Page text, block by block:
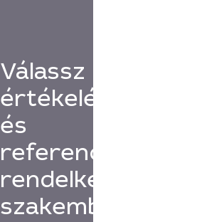
Válassz
értékelésekkel
és
referenciákkal
rendelkező
szakembert!